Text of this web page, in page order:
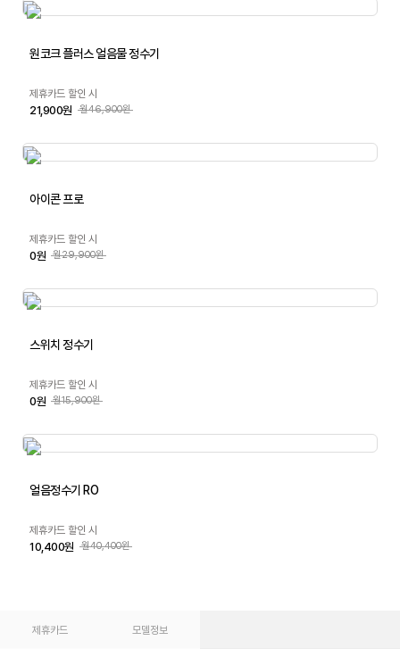
원코크 플러스 얼음물 정수기
제휴카드 할인 시
21,900원 월46,900원
아이콘 프로
제휴카드 할인 시
0원 월29,900원
스위치 정수기
제휴카드 할인 시
0원 월15,900원
얼음정수기 RO
제휴카드 할인 시
10,400원 월40,400원
제휴카드 모델정보